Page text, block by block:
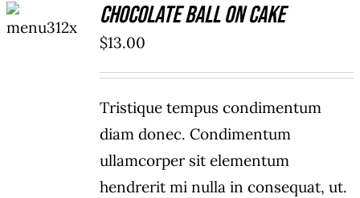
CART
/
Chocolate Ball On Cake
$13.00
Tristique tempus condimentum
diam donec. Condimentum
ullamcorper sit elementum
hendrerit mi nulla in consequat, ut.